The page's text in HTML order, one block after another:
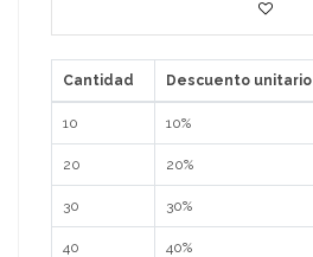
Cantidad Descuento unitario
10 10%
20 20%
30 30%
40 40%